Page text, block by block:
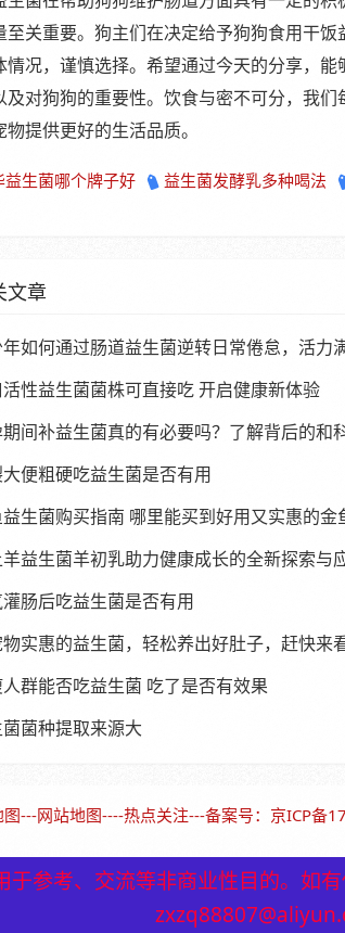
至关重要。狗主们在决定给予狗狗食用干
情况，谨慎选择。希望通过今天的分享，
及对狗狗的重要性。饮食与密不可分，我
物提供更好的生活品质。
益生菌哪个牌子好 益生菌发酵乳多种喝法
文章
如何通过肠道益生菌逆转日常倦怠，活力满满
性益生菌菌株可直接吃 开启健康新体验
间补益生菌真的有必要吗？了解背后的和
便粗硬吃益生菌是否有用
生菌购买指南 哪里能买到好用又实惠的金
益生菌羊初乳助力健康成长的全新探索与
肠后吃益生菌是否有用
实惠的益生菌，轻松养出好肚子，赶快来
群能否吃益生菌 吃了是否有效果
菌种提取来源大
参考、交流等非商业性目的。如
---网站地图----热点关注---备案号： 京ICP备
参考、交流等非商业性目的。如